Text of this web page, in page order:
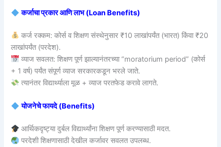
कर्जाचा प्रकार आणि लाभ (Loan Benefits)
कर्ज रक्कम: कोर्स व शिक्षण संस्थेनुसार ₹10 लाखांपर्यंत (भारत) किंवा ₹20
लाखांपर्यंत (परदेश).
व्याज सवलत: शिक्षण पूर्ण झाल्यानंतरच्या “moratorium period” (कोर्स
+ 1 वर्ष) पर्यंत संपूर्ण व्याज सरकारकडून भरले जाते.
त्यानंतर विद्यार्थ्याला मूळ + व्याज परतफेड करावे लागते.
योजनेचे फायदे (Benefits)
आर्थिकदृष्ट्या दुर्बल विद्यार्थ्यांना शिक्षण पूर्ण करण्यासाठी मदत.
परदेशी शिक्षणासाठी देखील कर्जावर सवलत उपलब्ध.